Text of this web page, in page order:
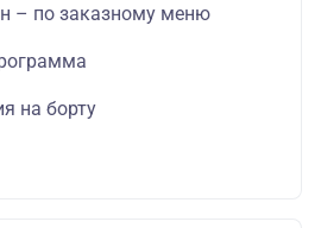
– по заказному меню
на борту